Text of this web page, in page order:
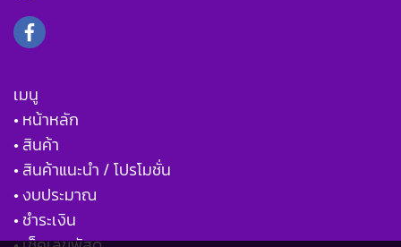
เมนู
• หน้าหลัก
• สินค้า
• สินค้าแนะนำ / โปรโมชั่น
• งบประมาณ
• ชำระเงิน